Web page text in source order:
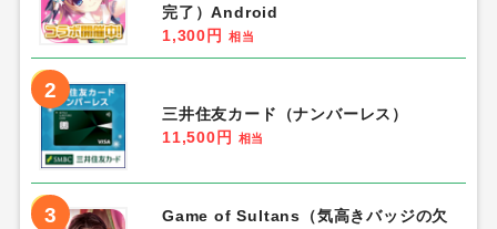
完了）Android
1,300円
相当
2
三井住友カード（ナンバーレス）
11,500円
相当
3
Game of Sultans（気高きバッジの欠